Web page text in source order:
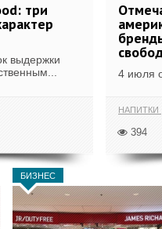
три
выдержки
4 июля
НАПИТКИ
394
БИЗНЕС